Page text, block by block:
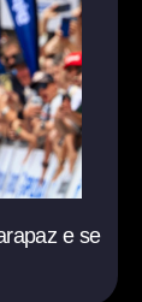
e se